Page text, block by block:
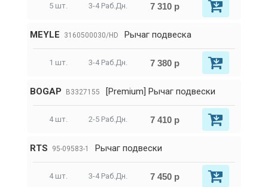
5 шт. 3-4 Раб.Дн. 7 310 р
MEYLE 3160500030/HD Рычаг подвеска
1 шт. 3-4 Раб.Дн. 7 380 р
BOGAP B3327155 [Premium] Рычаг подвески
4 шт. 2-5 Раб.Дн. 7 410 р
RTS 95-09583-1 Рычаг подвески
4 шт. 3-4 Раб.Дн. 7 450 р